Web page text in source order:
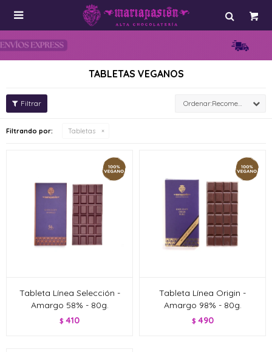

TABLETAS VEGANOS
Recomendados
Filtrando por: Tabletas
Tableta Línea Selección -
Amargo 58% - 80g.
$ 410
Tableta Línea Origin -
Amargo 98% - 80g.
$ 490